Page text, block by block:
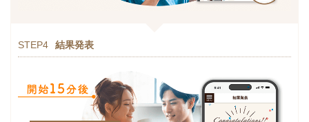
STEP4 結果発表